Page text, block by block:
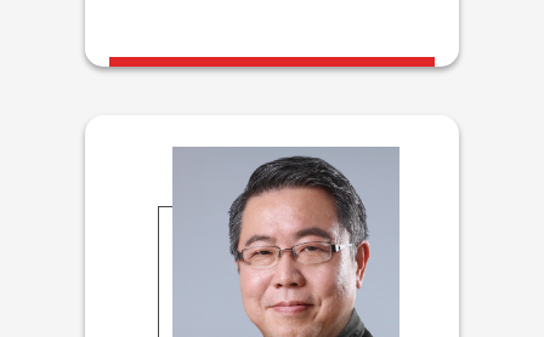
國，受邀至多家國際企業總部及大專院校講授產業
趨勢，遍訪中國、歐美、亞太主要城市。